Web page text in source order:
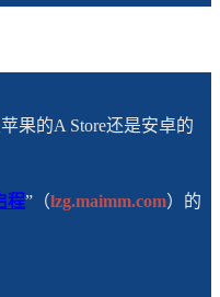
果的A Store还是安卓的
程” （lzg.maimm.com）的